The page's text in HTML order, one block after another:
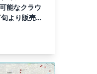
能なクラウ
より販売開